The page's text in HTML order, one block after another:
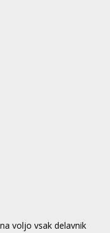
voljo vsak delavnik